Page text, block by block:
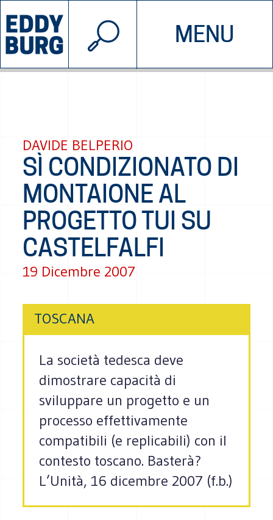
MENU
INIZIATIVE CHI SIAMO
© 2026 EDDYBURG
DAVIDE BELPERIO
SÌ CONDIZIONATO DI
MONTAIONE AL
PROGETTO TUI SU
CASTELFALFI
19 Dicembre 2007
TOSCANA
La società tedesca deve
dimostrare capacità di
sviluppare un progetto e un
processo effettivamente
compatibili (e replicabili) con il
contesto toscano. Basterà?
L’Unità, 16 dicembre 2007 (f.b.)